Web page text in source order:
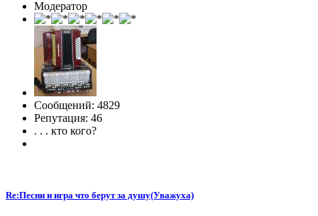
Модератор
Сообщений: 4829
Репутация: 46
. . . кто кого?
Re:Песни и игра что берут за душу(Уважуха)